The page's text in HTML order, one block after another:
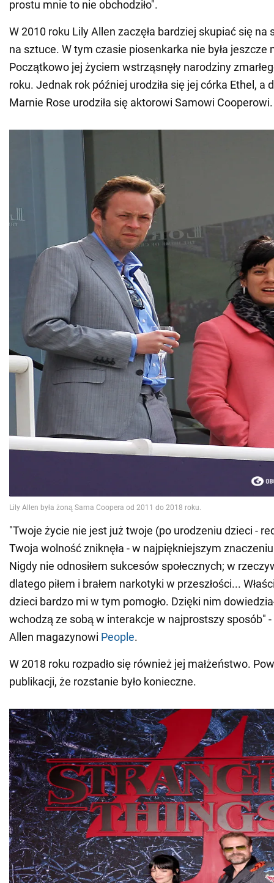
prostu mnie to nie obchodziło".
W 2010 roku Lily Allen zaczęła bardziej skupiać się na
na sztuce. W tym czasie piosenkarka nie była jeszcze
Początkowo jej życiem wstrząsnęły narodziny
roku. Jednak rok później urodziła się jej córka Ethel, a
Marnie Rose urodziła się aktorowi Samowi Cooperowi.
"Twoje życie nie jest już twoje (po urodzeniu dzieci -
Twoja wolność zniknęła - w najpiękniejszym
Nigdy nie odnosiłem sukcesów społecznych; w
dlatego piłem i brałem narkotyki w przeszłości...
dzieci bardzo mi w tym pomogło. Dzięki nim
wchodzą ze sobą w interakcje w najprostszy sposób" -
Allen magazynowi People.
W 2018 roku rozpadło się również jej małżeństwo.
publikacji, że rozstanie było konieczne.